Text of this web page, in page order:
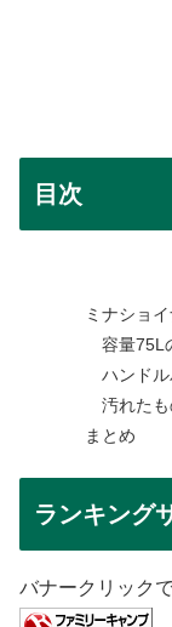
目次
ミナショ
容量75L
ハンド
汚れた
まとめ
ランキング
バナークリック